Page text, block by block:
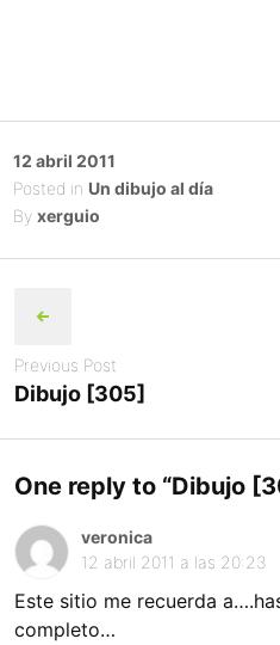
Posted
on
12 abril 2011
Posted in Un dibujo al día
By xerguio
navigation
Previous Post
Dibujo [305]
One reply to “Dibujo
veronica
12 abril 2011 a las 20:23
Este sitio me recuerda
completo…